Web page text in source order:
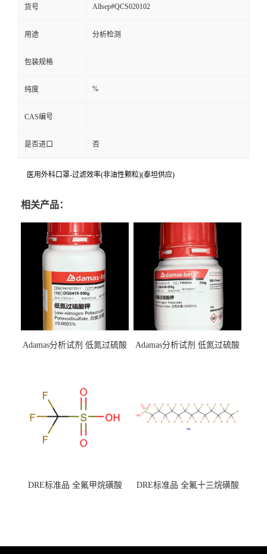
货号 Allsep#QCS020102
用途 分析检测
包装规格
纯度 %
CAS编号
是否进口 否
医用外科口罩-过滤效率(非油性颗粒)(泰坦供应)
相关产品：
Adamas分析试剂 低氮过硫酸
（泰坦现货供应）
Adamas分析试剂 低氮过硫酸
DRE标准品 全氟甲烷磺酸
DRE标准品 全氟十三烷磺酸